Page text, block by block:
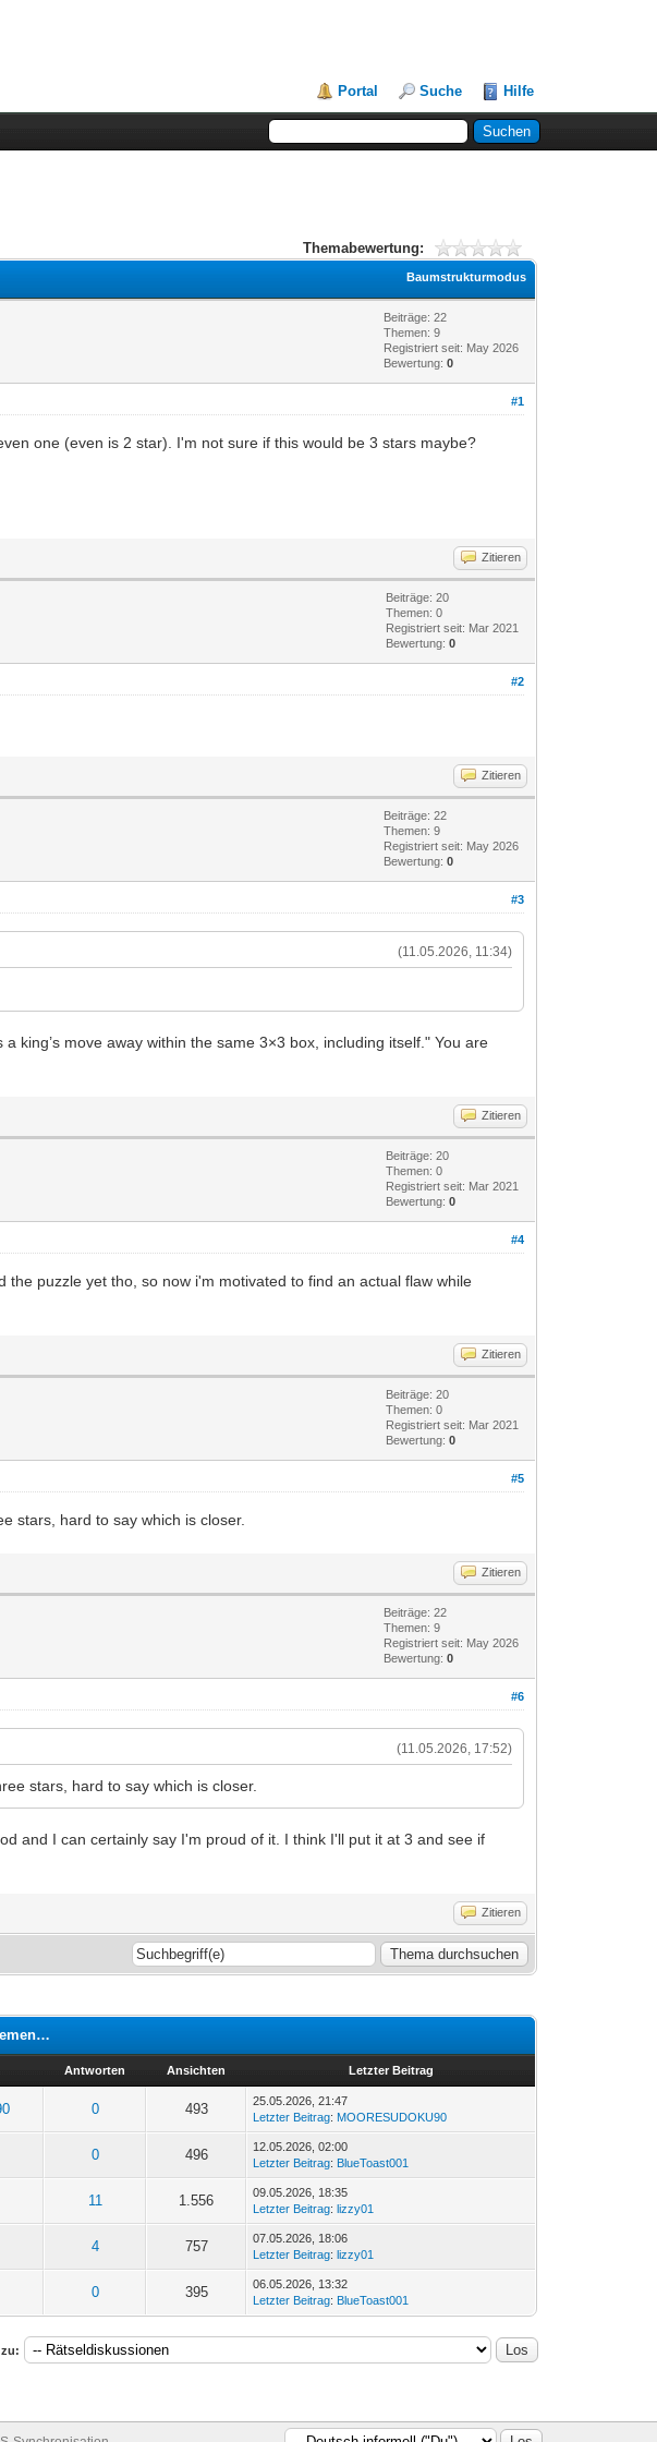
Portal Suche Hilfe
Themabewertung:
Baumstrukturmodus
Beiträge: 22
Themen: 9
Registriert seit: May 2026
Bewertung:0
#1
one (even is 2 star). I'm not sure if this would be 3 stars maybe?
Zitieren
Beiträge: 20
Themen: 0
Registriert seit: Mar 2021
Bewertung:0
#2
Zitieren
Beiträge: 22
Themen: 9
Registriert seit: May 2026
Bewertung:0
#3
(11.05.2026, 11:34)
king’s move away within the same 3×3 box, including itself." You are
Zitieren
Beiträge: 20
Themen: 0
Registriert seit: Mar 2021
Bewertung:0
#4
puzzle yet tho, so now i'm motivated to find an actual flaw while
Zitieren
Beiträge: 20
Themen: 0
Registriert seit: Mar 2021
Bewertung:0
#5
stars, hard to say which is closer.
Zitieren
Beiträge: 22
Themen: 9
Registriert seit: May 2026
Bewertung:0
#6
(11.05.2026, 17:52)
stars, hard to say which is closer.
and I can certainly say I'm proud of it. I think I'll put it at 3 and see if
Zitieren
Antworten Ansichten Letzter Beitrag
0 493
25.05.2026, 21:47
Letzter Beitrag: MOORESUDOKU90
0 496
12.05.2026, 02:00
Letzter Beitrag: BlueToast001
11 1.556
09.05.2026, 18:35
Letzter Beitrag:lizzy01
4 757
07.05.2026, 18:06
Letzter Beitrag:lizzy01
0 395
06.05.2026, 13:32
Letzter Beitrag: BlueToast001